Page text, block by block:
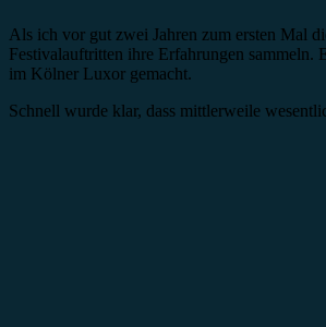
Als ich vor gut zwei Jahren zum ersten Mal
Festivalauftritten ihre Erfahrungen sammeln.
im Kölner Luxor gemacht.
Schnell wurde klar, dass mittlerweile